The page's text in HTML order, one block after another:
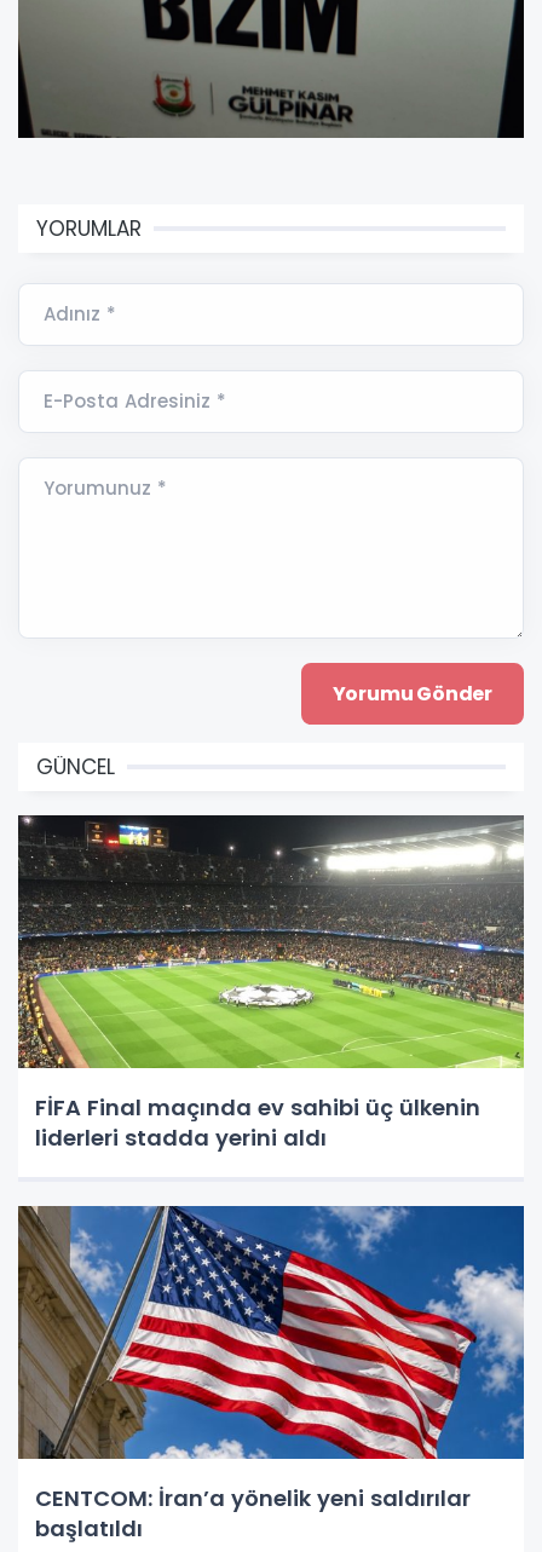
YORUMLAR
Adınız *
E-Posta Adresiniz *
Yorumunuz *
GÜNCEL
FİFA Final maçında ev sahibi üç ülkenin
liderleri stadda yerini aldı
CENTCOM: İran’a yönelik yeni saldırılar
başlatıldı